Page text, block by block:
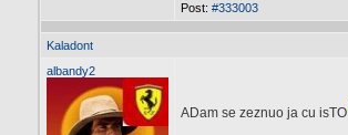
Post: #333003
Kaladont
albandy2
ADam se zeznuo ja cu isTO